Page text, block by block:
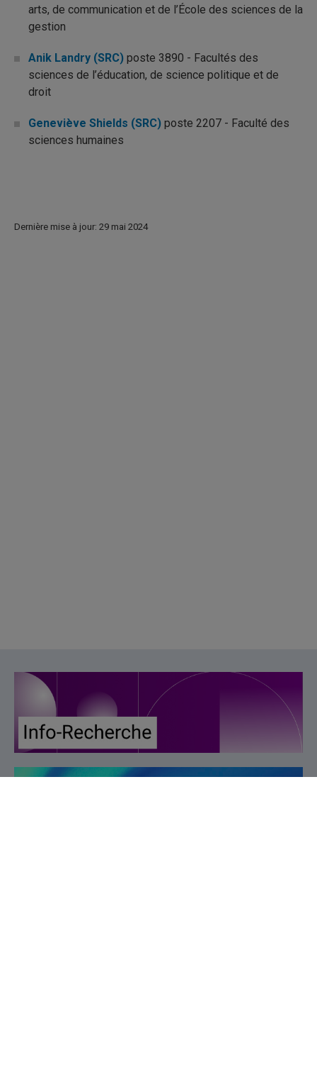
arts, de communication et de l’École des sciences de la
gestion
Anik Landry (SRC) poste 3890 - Facultés des
sciences de l’éducation, de science politique et de
droit
Geneviève Shields (SRC) poste 2207 - Faculté des
sciences humaines
Dernière mise à jour: 29 mai 2024